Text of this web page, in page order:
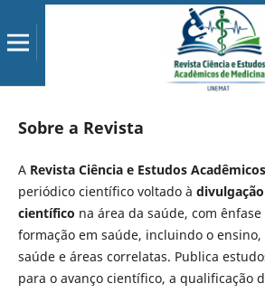
Sobre a Revista
A Revista Ciência e Estudos
periódico científico voltado à
científico na área da saúde, com
formação em saúde, incluindo o ensino,
saúde e áreas correlatas. Publica
para o avanço científico, a qualificação